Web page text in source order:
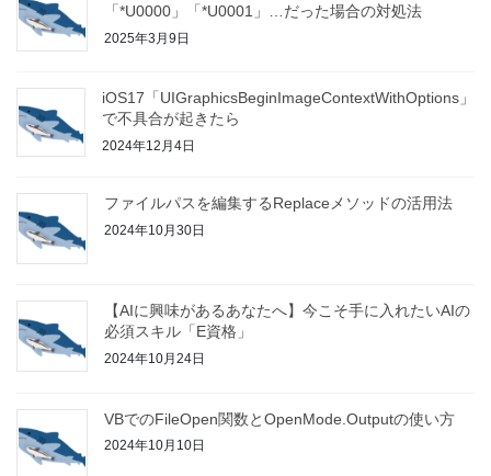
「*U0000」「*U0001」…だった場合の対処法
2025年3月9日
iOS17「UIGraphicsBeginImageContextWithOptions」
で不具合が起きたら
2024年12月4日
ファイルパスを編集するReplaceメソッドの活用法
2024年10月30日
【AIに興味があるあなたへ】今こそ手に入れたいAIの
必須スキル「E資格」
2024年10月24日
VBでのFileOpen関数とOpenMode.Outputの使い方
2024年10月10日